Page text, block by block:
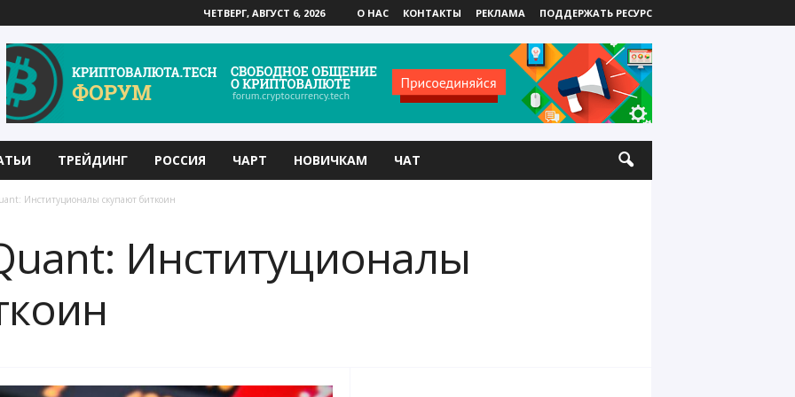
ЧЕТВЕРГ, АВГУСТ 6, 2026 О НАС КОНТАКТЫ РЕКЛАМА ПОДДЕРЖАТЬ РЕСУРС
ТРЕЙДИНГ РОССИЯ ЧАРТ НОВИЧКАМ ЧАТ
Институционалы скупают биткоин
Институционалы